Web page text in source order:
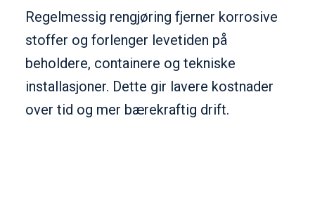
Regelmessig rengjøring fjerner korrosive
stoffer og forlenger levetiden på
beholdere, containere og tekniske
installasjoner. Dette gir lavere kostnader
over tid og mer bærekraftig drift.